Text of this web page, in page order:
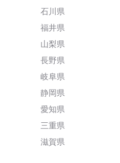
石川県
福井県
山梨県
長野県
岐阜県
静岡県
愛知県
三重県
滋賀県